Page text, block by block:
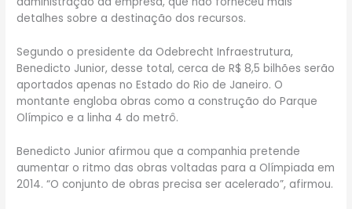
detalhes sobre a destinação dos recursos.
Segundo o presidente da Odebrecht Infraestrutura,
Benedicto Junior, desse total, cerca de R$ 8,5 bilhões serão
aportados apenas no Estado do Rio de Janeiro. O
montante engloba obras como a construção do Parque
Olímpico e a linha 4 do metrô.
Benedicto Junior afirmou que a companhia pretende
aumentar o ritmo das obras voltadas para a Olímpiada em
2014. “O conjunto de obras precisa ser acelerado”, afirmou.